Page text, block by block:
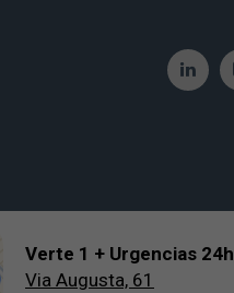
Verte 1 + Urgencias 24h
Via Augusta, 61